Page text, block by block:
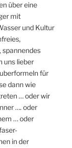
über eine
mit
und Kultur
spannendes
uns lieber
für
dann wie
… oder wir
…. oder
… oder
in der